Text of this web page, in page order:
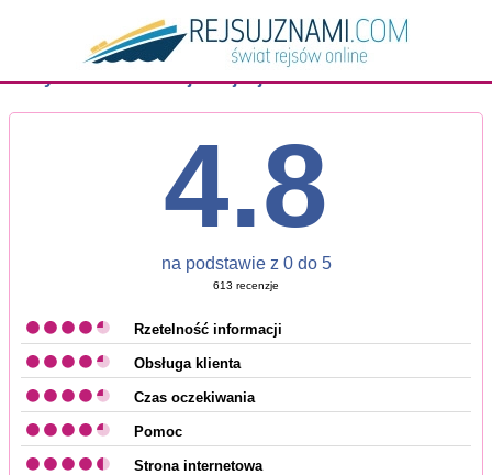
Wszystkie 613 recenzji o rejsujznami.com
4.8
na podstawie z 0do 5
613 recenzje
Rzetelność informacji
Obsługa klienta
Czas oczekiwania
Pomoc
Strona internetowa